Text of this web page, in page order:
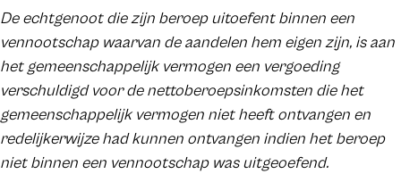
De echtgenoot die zijn beroep uitoefent binnen een
vennootschap waarvan de aandelen hem eigen zijn, is aan
het gemeenschappelijk vermogen een vergoeding
verschuldigd voor de nettoberoepsinkomsten die het
gemeenschappelijk vermogen niet heeft ontvangen en
redelijkerwijze had kunnen ontvangen indien het beroep
niet binnen een vennootschap was uitgeoefend.